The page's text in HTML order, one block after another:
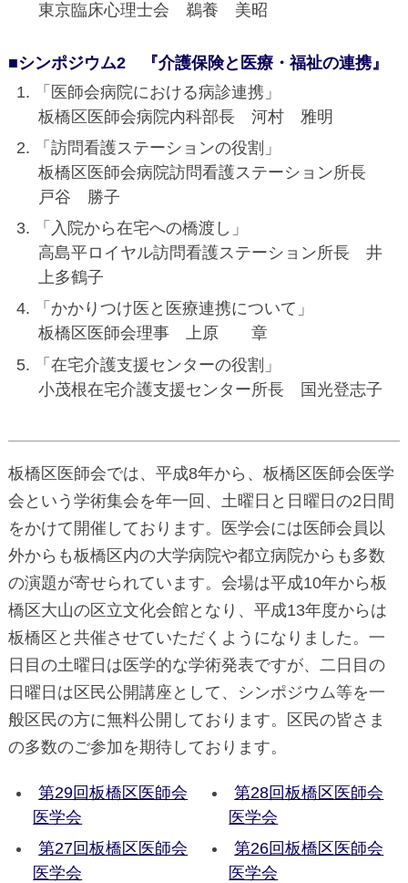
東京臨床心理士会 鵜養 美昭
■シンポジウム2 『介護保険と医療・福祉の連携』
「医師会病院における病診連携」
板橋区医師会病院内科部長 河村 雅明
「訪問看護ステーションの役割」
板橋区医師会病院訪問看護ステーション所長
戸谷 勝子
「入院から在宅への橋渡し」
高島平ロイヤル訪問看護ステーション所長 井
上多鶴子
「かかりつけ医と医療連携について」
板橋区医師会理事 上原 章
「在宅介護支援センターの役割」
小茂根在宅介護支援センター所長 国光登志子
板橋区医師会では、平成8年から、板橋区医師会医学
会という学術集会を年一回、土曜日と日曜日の2日間
をかけて開催しております。医学会には医師会員以
外からも板橋区内の大学病院や都立病院からも多数
の演題が寄せられています。会場は平成10年から板
橋区大山の区立文化会館となり、平成13年度からは
板橋区と共催させていただくようになりました。一
日目の土曜日は医学的な学術発表ですが、二日目の
日曜日は区民公開講座として、シンポジウム等を一
般区民の方に無料公開しております。区民の皆さま
の多数のご参加を期待しております。
第29回板橋区医師会
医学会
第28回板橋区医師会
医学会
第27回板橋区医師会
医学会
第26回板橋区医師会
医学会